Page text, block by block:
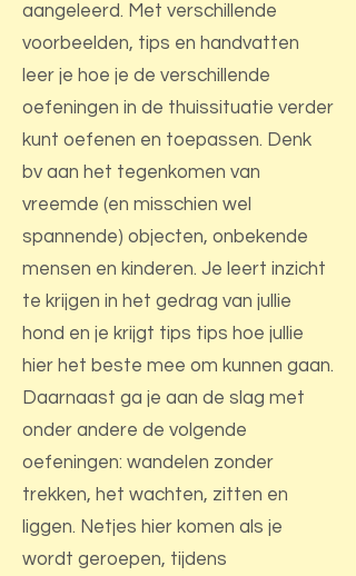
aangeleerd. Met verschillende
voorbeelden, tips en handvatten
leer je hoe je de verschillende
oefeningen in de thuissituatie verder
kunt oefenen en toepassen. Denk
bv aan het tegenkomen van
vreemde (en misschien wel
spannende) objecten, onbekende
mensen en kinderen. Je leert inzicht
te krijgen in het gedrag van jullie
hond en je krijgt tips tips hoe jullie
hier het beste mee om kunnen gaan.
Daarnaast ga je aan de slag met
onder andere de volgende
oefeningen: wandelen zonder
trekken, het wachten, zitten en
liggen. Netjes hier komen als je
wordt geroepen, tijdens